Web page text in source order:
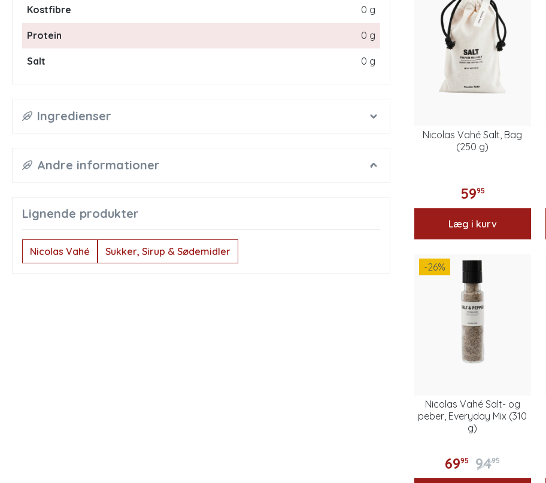
Kostfibre 0 g
Protein 0 g
Salt 0 g
Ingredienser
Andre informationer
Lignende produkter
Nicolas Vahé Sukker, Sirup & Sødemidler
Nicolas Vahé Salt, Bag
(250 g)
5995
Læg i kurv
-26%
Nicolas Vahé Salt- og
peber, Everyday Mix (310
g)
6995 9495